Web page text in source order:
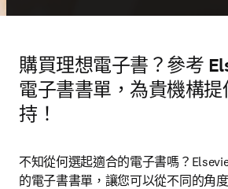
購買理想電子書？參考
電子書書單，為貴機構
持！
不知從何選起適合的電子書嗎？
的電子書書單，讓您可以從不同的角